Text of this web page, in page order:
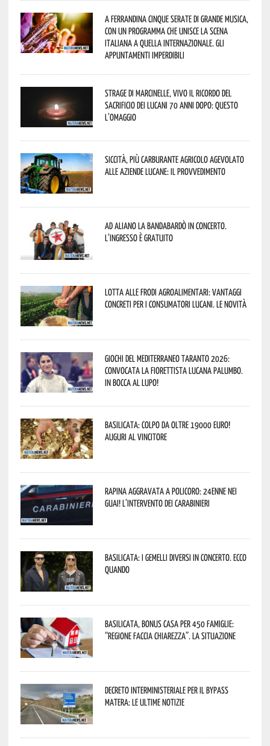
A Ferrandina cinque serate di grande musica,
con un programma che unisce la scena
italiana a quella internazionale. Gli
appuntamenti imperdibili
Strage di Marcinelle, vivo il ricordo del
sacrificio dei lucani 70 anni dopo: questo
l’omaggio
Siccità, più carburante agricolo agevolato
alle aziende lucane: il provvedimento
Ad Aliano la Bandabardò in concerto.
L’ingresso è gratuito
Lotta alle frodi agroalimentari: vantaggi
concreti per i consumatori lucani. Le novità
Giochi del Mediterraneo Taranto 2026:
convocata la fiorettista lucana Palumbo.
In bocca al lupo!
Basilicata: colpo da oltre 19000 Euro!
Auguri al vincitore
Rapina aggravata a Policoro: 24enne nei
guai! L’intervento dei Carabinieri
Basilicata: i Gemelli DiVersi in concerto. Ecco
quando
Basilicata, Bonus casa per 450 famiglie:
“Regione faccia chiarezza”. La situazione
Decreto interministeriale per il Bypass
Matera: le ultime notizie